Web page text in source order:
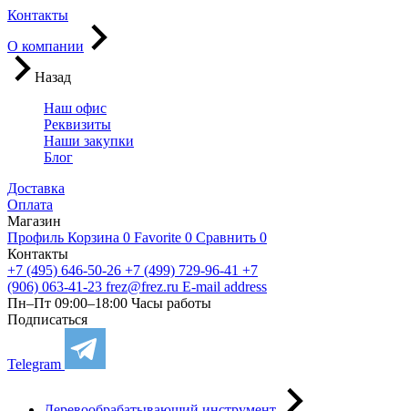
Контакты
О компании
Назад
Наш офис
Реквизиты
Наши закупки
Блог
Доставка
Оплата
Магазин
Профиль Корзина 0 Favorite 0 Сравнить 0
Контакты
+7 (495) 646-50-26 +7 (499) 729-96-41 +7
(906) 063-41-23 frez@frez.ru E-mail address
Пн–Пт 09:00–18:00 Часы работы
Подписаться
Telegram